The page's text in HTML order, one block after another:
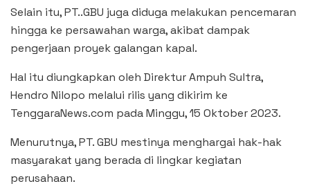
Selain itu, PT..GBU juga diduga melakukan pencemaran
hingga ke persawahan warga, akibat dampak
pengerjaan proyek galangan kapal.
Hal itu diungkapkan oleh Direktur Ampuh Sultra,
Hendro Nilopo melalui rilis yang dikirim ke
TenggaraNews.com pada Minggu, 15 Oktober 2023.
Menurutnya, PT. GBU mestinya menghargai hak-hak
masyarakat yang berada di lingkar kegiatan
perusahaan.